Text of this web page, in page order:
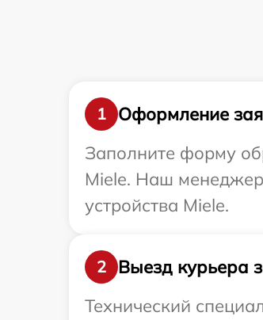
1
Оформление
Заполните форму
Miele. Наш
устройства Miele.
2
Выезд курьера
Технический